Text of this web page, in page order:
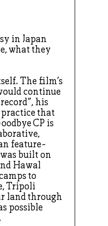
in Japan
what they
The film’s
continue
his
practice that
CP is
feature-
built on
Hawal
to
Tripoli
land through
possible